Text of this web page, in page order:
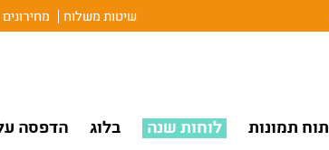
שיטות משלוח מחירונים
תמונות לוחות שנה בלוג הדפסה